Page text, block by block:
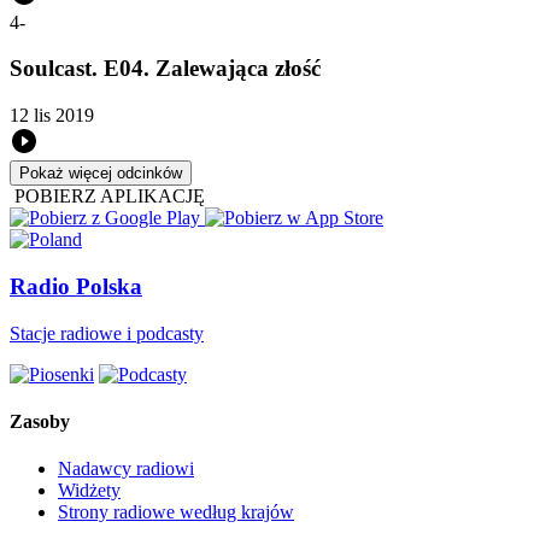
4-
Soulcast. E04. Zalewająca złość
12 lis 2019
Pokaż więcej odcinków
POBIERZ APLIKACJĘ
Radio Polska
Stacje radiowe i podcasty
Zasoby
Nadawcy radiowi
Widżety
Strony radiowe według krajów